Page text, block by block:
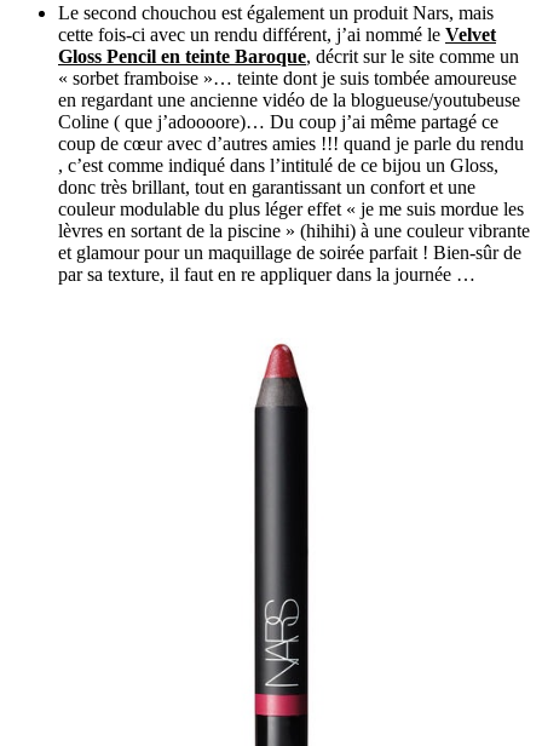
Le second chouchou est également un produit Nars, mais
cette fois-ci avec un rendu différent, j’ai nommé le Velvet
Gloss Pencil en teinte Baroque, décrit sur le site comme un
« sorbet framboise »… teinte dont je suis tombée amoureuse
en regardant une ancienne vidéo de la blogueuse/youtubeuse
Coline ( que j’adoooore)… Du coup j’ai même partagé ce
coup de cœur avec d’autres amies !!! quand je parle du rendu
, c’est comme indiqué dans l’intitulé de ce bijou un Gloss,
donc très brillant, tout en garantissant un confort et une
couleur modulable du plus léger effet « je me suis mordue les
lèvres en sortant de la piscine » (hihihi) à une couleur vibrante
et glamour pour un maquillage de soirée parfait ! Bien-sûr de
par sa texture, il faut en re appliquer dans la journée …